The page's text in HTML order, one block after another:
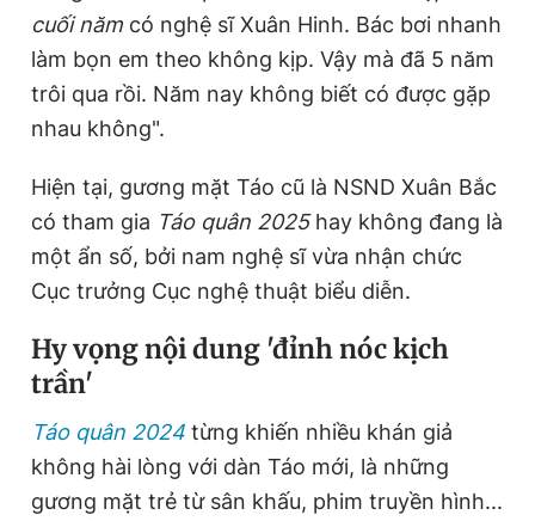
cuối năm có nghệ sĩ Xuân Hinh. Bác bơi nhanh
làm bọn em theo không kịp. Vậy mà đã 5 năm
trôi qua rồi. Năm nay không biết có được gặp
nhau không".
Hiện tại, gương mặt Táo cũ là NSND Xuân Bắc
có tham gia Táo quân 2025hay không đang là
một ẩn số, bởi nam nghệ sĩ vừa nhận chức
Cục trưởng Cục nghệ thuật biểu diễn.
Hy vọng nội dung 'đỉnh nóc kịch
trần'
Táo quân 2024 từng khiến nhiều khán giả
không hài lòng với dàn Táo mới, là những
gương mặt trẻ từ sân khấu, phim truyền hình...